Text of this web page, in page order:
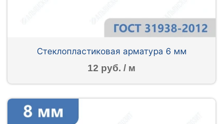
Стеклопластиковая арматура 6 мм
12 руб. / м